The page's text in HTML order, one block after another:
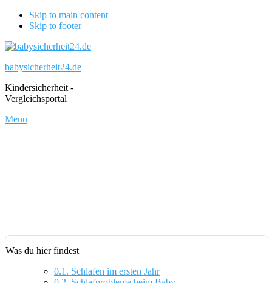
Skip to main content
Skip to footer
babysicherheit24.de
Kindersicherheit -
Vergleichsportal
Menu
Was du hier findest
0.1. Schlafen im ersten Jahr